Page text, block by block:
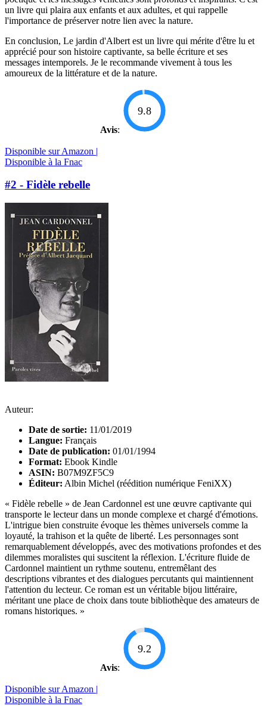
un livre qui plaira aux enfants et aux adultes, et qui rappelle
l'importance de préserver notre lien avec la nature.
En conclusion, Le jardin d'Albert est un livre qui mérite d'être lu et
apprécié pour son histoire captivante, sa belle écriture et ses
messages intemporels. Je le recommande vivement à tous les
amoureux de la littérature et de la nature.
Avis:
9.8
Disponible sur Amazon |
Disponible à la Fnac
#2 - Fidèle rebelle
Auteur:
Date de sortie: 11/01/2019
Langue: Français
Date de publication: 01/01/1994
Format: Ebook Kindle
ASIN: B07M9ZF5C9
Éditeur: Albin Michel (réédition numérique FeniXX)
« Fidèle rebelle » de Jean Cardonnel est une œuvre captivante qui
transporte le lecteur dans un monde complexe et chargé d'émotions.
L'intrigue bien construite évoque les thèmes universels comme la
loyauté, la trahison et la quête de liberté. Les personnages sont
remarquablement développés, avec des motivations profondes et des
dilemmes moralistes qui suscitent la réflexion. L'écriture fluide de
Cardonnel maintient un rythme soutenu, entremêlant des
descriptions vibrantes et des dialogues percutants qui maintiennent
l'attention du lecteur. Ce roman est un véritable bijou littéraire,
méritant une place de choix dans toute bibliothèque des amateurs de
romans historiques. »
Avis:
9.2
Disponible sur Amazon |
Disponible à la Fnac